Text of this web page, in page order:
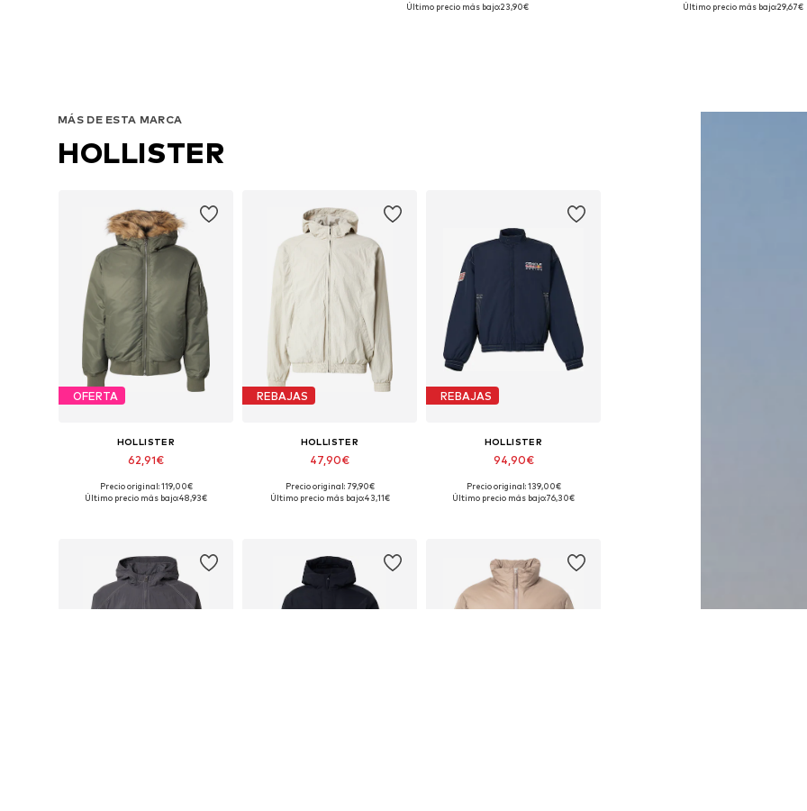
Último precio más bajo:23,90€
Último precio más bajo:29,67€
MÁS DE ESTA MARCA
HOLLISTER
OFERTA
HOLLISTER
62,91€
Tallas disponibles: L, XL, XXL
Precio original: 119,00€
Último precio más bajo:48,93€
REBAJAS
HOLLISTER
47,90€
Tallas disponibles: S, M, L
Precio original: 79,90€
Último precio más bajo:43,11€
REBAJAS
HOLLISTER
94,90€
Tallas disponibles: S, L, XL, XXL
Precio original: 139,00€
Último precio más bajo:76,30€